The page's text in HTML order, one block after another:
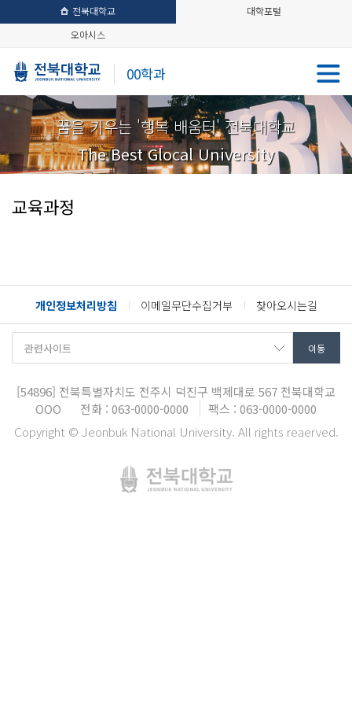
전북대학교
대학포털
오아시스
00학과
꿈을 키우는 '행복 배움터' 전북대학교
The Best Glocal University
교육과정
개인정보처리방침 이메일무단수집거부 찾아오시는길
[54896] 전북특별자치도 전주시 덕진구 백제대로 567 전북대학교
OOO
전화 : 063-0000-0000
팩스 : 063-0000-0000
Copyright © Jeonbuk National University. All rights reaerved.